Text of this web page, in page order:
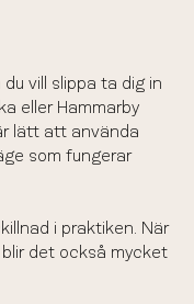
vill slippa ta dig in
eller Hammarby
lätt att använda
som fungerar
i praktiken. När
det också mycket